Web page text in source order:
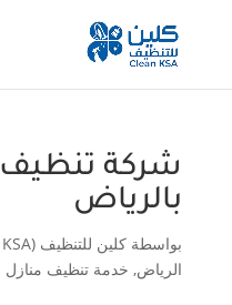
شركة تنظيف
بالرياض
بواسطة كلين للتنظيف (Clean KSA)
الرياض, خدمة تنظيف منازل